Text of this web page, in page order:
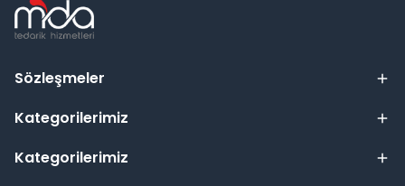
Sözleşmeler
Kategorilerimiz
Kategorilerimiz